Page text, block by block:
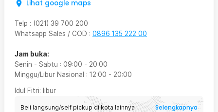
Lihat google maps
Telp : (021) 39 700 200
Whatsapp Sales / COD : 0896 135 222 00
Jam buka:
Senin - Sabtu : 09:00 - 20:00
Minggu/Libur Nasional : 12:00 - 20:00
Idul Fitri: libur
Beli langsung/self pickup di kota lainnya Selengkapnya